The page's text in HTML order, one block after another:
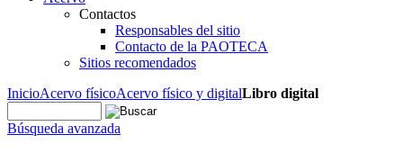
Contactos
Responsables del sitio
Contacto de la PAOTECA
Sitios recomendados
InicioAcervo físicoAcervo físico y digitalLibro digital
Búsqueda avanzada